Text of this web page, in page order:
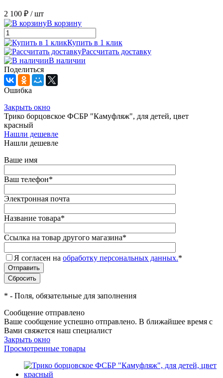
2 100 ₽ / шт
В корзину
Купить в 1 клик
Рассчитать доставку
В наличии
Поделиться
Ошибка
Закрыть окно
Трико борцовское ФСБР "Камуфляж", для детей, цвет
красный
Нашли дешевле
Нашли дешевле
Ваше имя
Ваш телефон*
Электронная почта
Название товара*
Ссылка на товар другого магазина*
Я согласен на обработку персональных данных.*
* - Поля, обязательные для заполнения
Сообщение отправлено
Ваше сообщение успешно отправлено. В ближайшее время с
Вами свяжется наш специалист
Закрыть окно
Просмотренные товары